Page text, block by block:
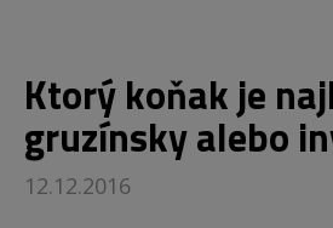
Ktorý koňak je
gruzínsky alebo
12.12.2016